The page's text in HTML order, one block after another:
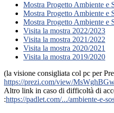
Mostra Progetto Ambiente e
Mostra Progetto Ambiente e
Mostra Progetto Ambiente e
Visita la mostra 2022/2023
Visita la mostra 2021/2022
Visita la mostra 2020/2021
Visita la mostra 2019/2020
(la visione consigliata col pc per
https://prezi.com/view/
Altro link in caso di difficoltà di
:https://padlet.com/.../ambiente-e-